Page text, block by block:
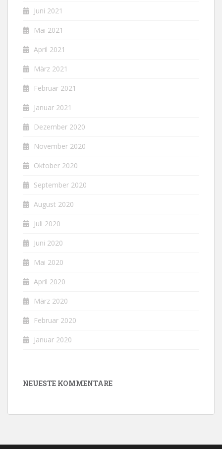
Juni 2021
Mai 2021
April 2021
März 2021
Februar 2021
Januar 2021
Dezember 2020
November 2020
Oktober 2020
September 2020
August 2020
Juli 2020
Juni 2020
Mai 2020
April 2020
März 2020
Februar 2020
Januar 2020
NEUESTE KOMMENTARE